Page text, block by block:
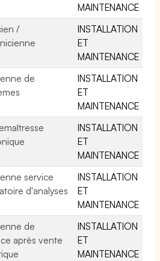
MAINTENANCE
/
INSTALLATION
ET
MAINTENANCE
de
INSTALLATION
ET
MAINTENANCE
INSTALLATION
ET
MAINTENANCE
service
d'analyses
INSTALLATION
ET
MAINTENANCE
de
après vente
INSTALLATION
ET
MAINTENANCE